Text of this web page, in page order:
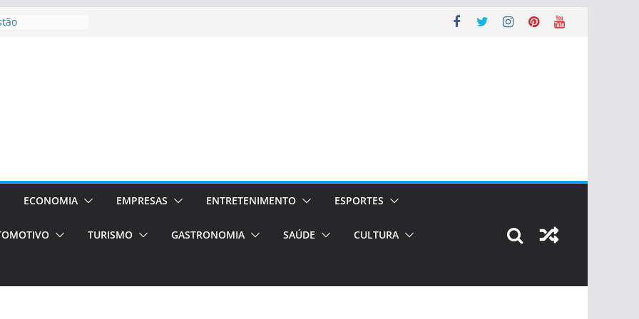
em Porto
de transfer,
de alto padrão
–
o segundo
únicas e
volta!ECONOMIA EMPRESAS ENTRETENIMENTO ESPORTES
TURISMO GASTRONOMIA SAÚDE CULTURA